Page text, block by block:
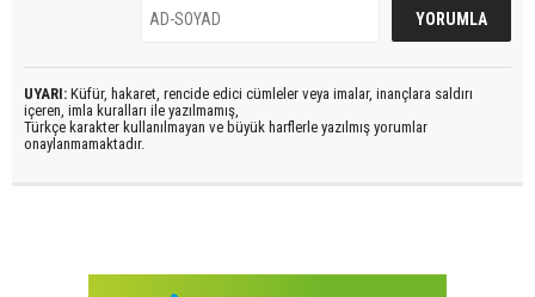
UYARI: Küfür, hakaret, rencide edici cümleler veya imalar, inançlara saldırı
içeren, imla kuralları ile yazılmamış,
Türkçe karakter kullanılmayan ve büyük harflerle yazılmış yorumlar
onaylanmamaktadır.